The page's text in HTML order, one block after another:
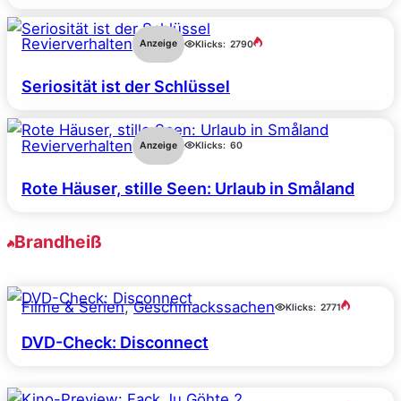
Revierverhalten Anzeige Klicks: 2790
Seriosität ist der Schlüssel
Revierverhalten Anzeige Klicks: 60
Rote Häuser, stille Seen: Urlaub in Småland
Brandheiß
Filme & Serien, Geschmackssachen Klicks: 2771
DVD-Check: Disconnect